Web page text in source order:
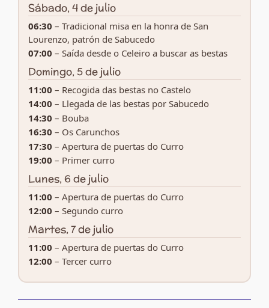
Sábado, 4 de julio
06:30 – Tradicional misa en la honra de San
Lourenzo, patrón de Sabucedo
07:00 – Saída desde o Celeiro a buscar as bestas
Domingo, 5 de julio
11:00 – Recogida das bestas no Castelo
14:00 – Llegada de las bestas por Sabucedo
14:30 – Bouba
16:30 – Os Carunchos
17:30 – Apertura de puertas do Curro
19:00 – Primer curro
Lunes, 6 de julio
11:00 – Apertura de puertas do Curro
12:00 – Segundo curro
Martes, 7 de julio
11:00 – Apertura de puertas do Curro
12:00 – Tercer curro